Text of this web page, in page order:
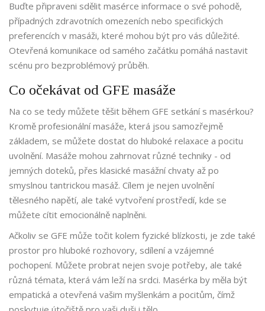
Buďte připraveni sdělit masérce informace o své pohodě,
případných zdravotních omezeních nebo specifických
preferencích v masáži, které mohou být pro vás důležité.
Otevřená komunikace od samého začátku pomáhá nastavit
scénu pro bezproblémový průběh.
Co očekávat od GFE masáže
Na co se tedy můžete těšit během GFE setkání s masérkou?
Kromě profesionální masáže, která jsou samozřejmě
základem, se můžete dostat do hluboké relaxace a pocitu
uvolnění. Masáže mohou zahrnovat různé techniky - od
jemných doteků, přes klasické masážní chvaty až po
smyslnou tantrickou masáž. Cílem je nejen uvolnění
tělesného napětí, ale také vytvoření prostředí, kde se
můžete cítit emocionálně naplněni.
Ačkoliv se GFE může točit kolem fyzické blízkosti, je zde také
prostor pro hluboké rozhovory, sdílení a vzájemné
pochopení. Můžete probrat nejen svoje potřeby, ale také
různá témata, která vám leží na srdci. Masérka by měla být
empatická a otevřená vašim myšlenkám a pocitům, čímž